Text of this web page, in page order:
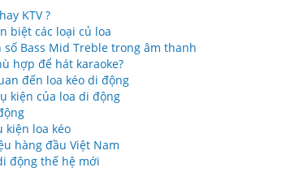
KTV ?
biệt các loại củ loa
Bass Mid Treble trong âm thanh
hợp để hát karaoke?
đến loa kéo di động
kiện của loa di động
kiện loa kéo
hàng đầu Việt Nam
động thế hệ mới